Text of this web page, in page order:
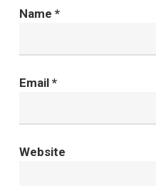
Name *
Email *
Website